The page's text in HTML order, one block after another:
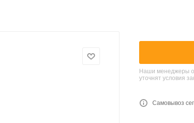
Наши менеджеры
уточнят условия
Самовывоз